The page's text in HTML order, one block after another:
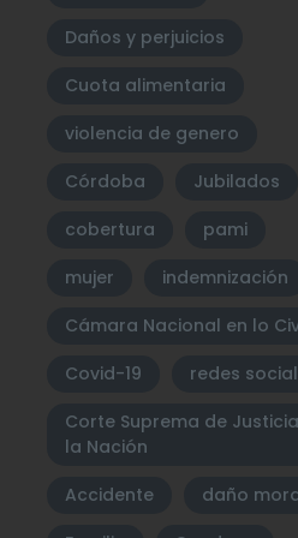
Daños y perjuicios
Cuota alimentaria
violencia de genero
Córdoba
Jubilados
cobertura
pami
mujer
indemnización
Cámara Nacional en lo
Covid-19
redes
Corte Suprema de
la Nación
Accidente
daño